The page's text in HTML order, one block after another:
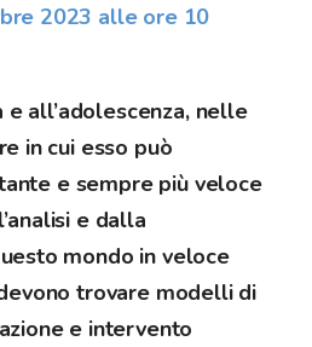
2023 alle ore 10
e all’adolescenza, nelle
in cui esso può
e sempre più veloce
e dalla
mondo in veloce
trovare modelli di
e intervento